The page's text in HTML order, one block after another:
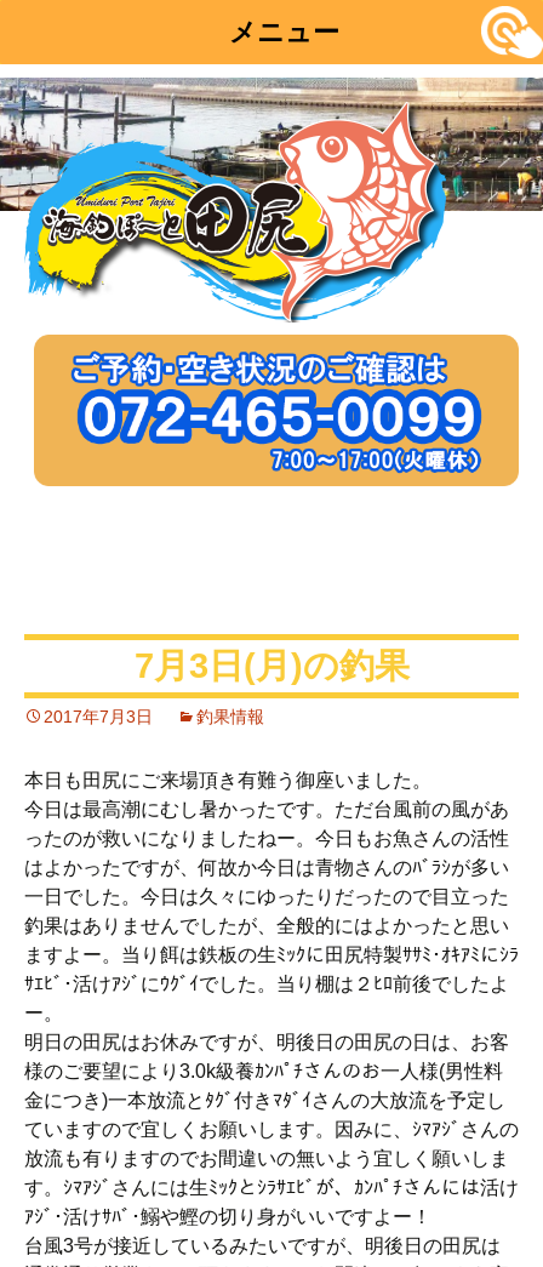
メニュー
コ
ン
テ
ン
ツ
7月3日(月)の釣果
2017年7月3日 釣果情報
本日も田尻にご来場頂き有難う御座いました。
今日は最高潮にむし暑かったです。ただ台風前の風があ
ったのが救いになりましたねー。今日もお魚さんの活性
はよかったですが、何故か今日は青物さんのﾊﾞﾗｼが多い
一日でした。今日は久々にゆったりだったので目立った
釣果はありませんでしたが、全般的にはよかったと思い
ますよー。当り餌は鉄板の生ﾐｯｸに田尻特製ｻｻﾐ･ｵｷｱﾐにｼﾗ
ｻｴﾋﾞ･活けｱｼﾞにｳｸﾞｲでした。当り棚は２ﾋﾛ前後でしたよ
ー。
明日の田尻はお休みですが、明後日の田尻の日は、お客
様のご要望により3.0k級養ｶﾝﾊﾟﾁさんのお一人様(男性料
金につき)一本放流とﾀｸﾞ付きﾏﾀﾞｲさんの大放流を予定し
ていますので宜しくお願いします。因みに、ｼﾏｱｼﾞさんの
放流も有りますのでお間違いの無いよう宜しく願いしま
す。ｼﾏｱｼﾞさんには生ﾐｯｸとｼﾗｻｴﾋﾞが、ｶﾝﾊﾟﾁさんには活け
ｱｼﾞ･活けｻﾊﾞ･鰯や鰹の切り身がいいですよー！
台風3号が接近しているみたいですが、明後日の田尻は